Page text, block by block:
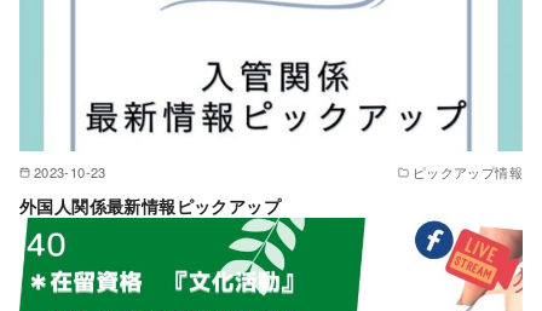
2023-10-23 ピックアップ情報
外国人関係最新情報ピックアップ